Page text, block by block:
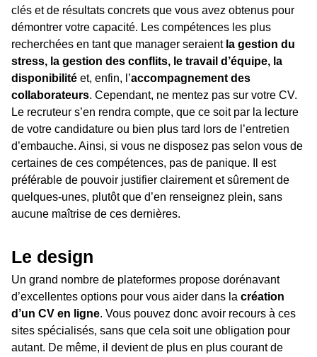
clés et de résultats concrets que vous avez obtenus pour
démontrer votre capacité. Les compétences les plus
recherchées en tant que manager seraient la gestion du
stress, la gestion des conflits, le travail d’équipe, la
disponibilité et, enfin, l’accompagnement des
collaborateurs. Cependant, ne mentez pas sur votre CV.
Le recruteur s’en rendra compte, que ce soit par la lecture
de votre candidature ou bien plus tard lors de l’entretien
d’embauche. Ainsi, si vous ne disposez pas selon vous de
certaines de ces compétences, pas de panique. Il est
préférable de pouvoir justifier clairement et sûrement de
quelques-unes, plutôt que d’en renseignez plein, sans
aucune maîtrise de ces dernières.
Le design
Un grand nombre de plateformes propose dorénavant
d’excellentes options pour vous aider dans la création
d’un CV en ligne. Vous pouvez donc avoir recours à ces
sites spécialisés, sans que cela soit une obligation pour
autant. De même, il devient de plus en plus courant de